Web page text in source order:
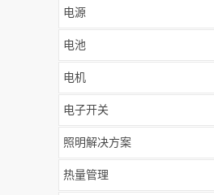
电源
电池
电机
电子开关
照明解决方案
热量管理